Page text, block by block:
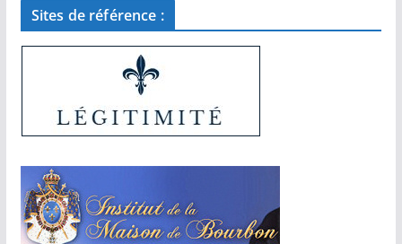
Sites de référence :